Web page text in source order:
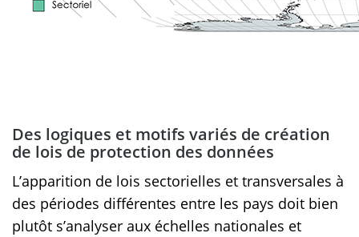
Des logiques et motifs variés de création
de lois de protection des données
L’apparition de lois sectorielles et transversales à
des périodes différentes entre les pays doit bien
plutôt s’analyser aux échelles nationales et